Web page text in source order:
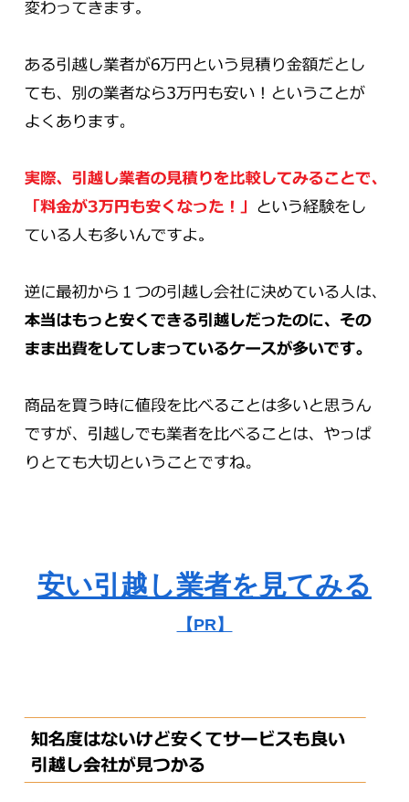
安い引越し業者を見てみる
【PR】